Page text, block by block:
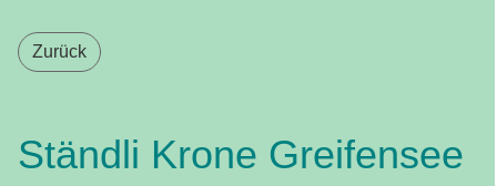
Zurück
Ständli Krone Greifensee